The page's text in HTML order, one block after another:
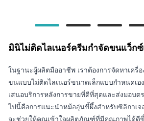
มินิไม่ติดไลเนอร์ครีมกำจัดขนแว็กซ์
ในฐานะผู้ผลิตมืออาชีพ เราต้องการจัดหาเครื่
ขนแบบไม่ติดไลเนอร์ขนาดเล็กแบบกำหนดเอ
เสนอบริการหลังการขายที่ดีที่สุดและส่งมอบต
ไปนี้คือการแนะนำหม้ออุ่นขี้ผึ้งสำหรับซิลิกาเจ
จะช่วยให้คุณเข้าใจผลิตภัณฑ์ที่มีคุณภาพได้ดี